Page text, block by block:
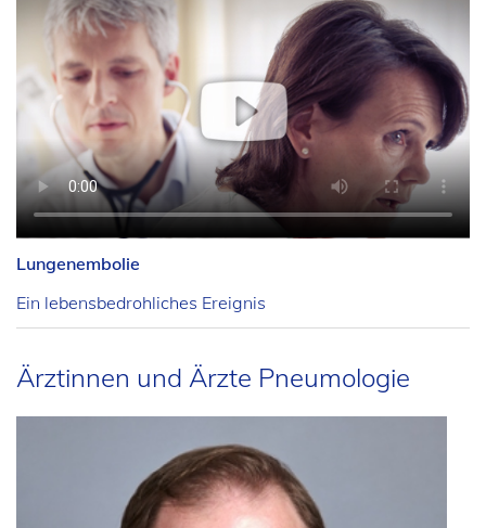
Lungenembolie
Ein lebensbedrohliches Ereignis
Ärztinnen und Ärzte Pneumologie